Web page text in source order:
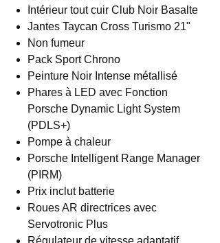
Intérieur tout cuir Club Noir Basalte
Jantes Taycan Cross Turismo 21"
Non fumeur
Pack Sport Chrono
Peinture Noir Intense métallisé
Phares à LED avec Fonction
Porsche Dynamic Light System
(PDLS+)
Pompe à chaleur
Porsche Intelligent Range Manager
(PIRM)
Prix inclut batterie
Roues AR directrices avec
Servotronic Plus
Régulateur de vitesse adaptatif